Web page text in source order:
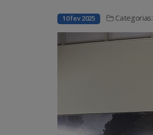
10 fev 2025 Categorias: